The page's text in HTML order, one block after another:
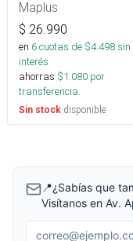
Maplus
$ 26.990
en 6cuotas de $4.498sin
interés
ahorras $1.080 por
transferencia.
Sin stock disponible
📍¿Sabías que
Visítanos en Av.
Correo